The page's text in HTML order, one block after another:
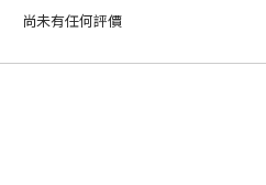
尚未有任何評價